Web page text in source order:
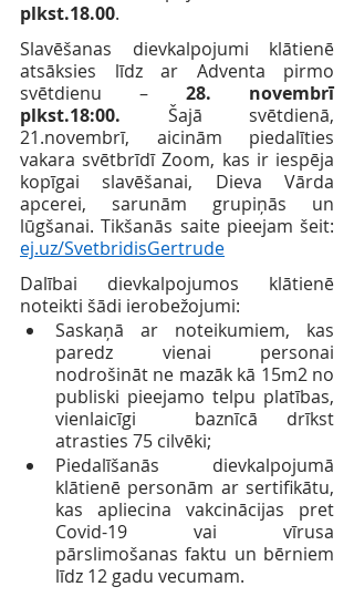
plkst.18.00.
Slavēšanas dievkalpojumi klātienē
atsāksies līdz ar Adventa pirmo
svētdienu – 28. novembrī
plkst.18:00. Šajā svētdienā,
21.novembrī, aicinām piedalīties
vakara svētbrīdī Zoom, kas ir iespēja
kopīgai slavēšanai, Dieva Vārda
apcerei, sarunām grupiņās un
ej.uz/SvetbridisGertrude
Dalībai dievkalpojumos klātienē
noteikti šādi ierobežojumi:
Saskaņā ar noteikumiem, kas
paredz vienai personai
nodrošināt ne mazāk kā 15m2 no
publiski pieejamo telpu platības,
vienlaicīgi  baznīcā drīkst
atrasties 75 cilvēki;
Piedalīšanās dievkalpojumā
klātienē personām ar sertifikātu,
kas apliecina vakcinācijas pret
Covid-19 vai vīrusa
pārslimošanas faktu un bērniem
līdz 12 gadu vecumam.